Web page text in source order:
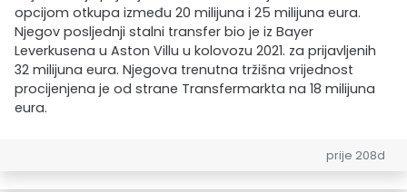
opcijom otkupa između 20 milijuna i 25 milijuna eura.
Njegov posljednji stalni transfer bio je iz Bayer
Leverkusena u Aston Villu u kolovozu 2021. za prijavljenih
32 milijuna eura. Njegova trenutna tržišna vrijednost
procijenjena je od strane Transfermarkta na 18 milijuna
eura.
prije 208d